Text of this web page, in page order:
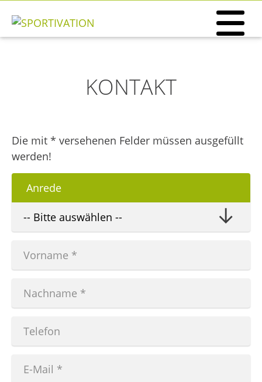
KONTAKT
Die mit * versehenen Felder müssen ausgefüllt
werden!
Anrede